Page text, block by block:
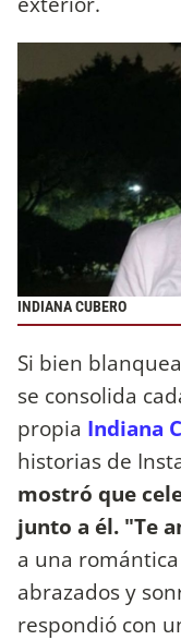
INDIANA CUBERO
Si bien
se consolida
propia Indiana
historias de
mostró que
junto a él. "Te
a una
abrazados y
respondió con